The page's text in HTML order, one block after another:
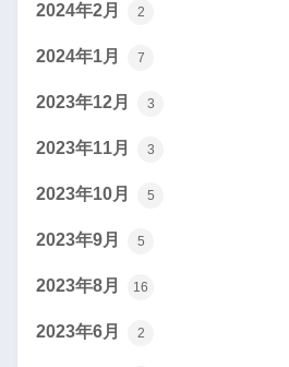
2024年2月 2
2024年1月 7
2023年12月 3
2023年11月 3
2023年10月 5
2023年9月 5
2023年8月 16
2023年6月 2